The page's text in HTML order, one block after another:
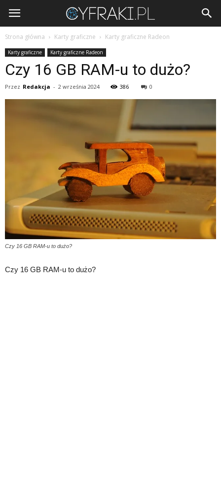
Cyfraki.pl
Strona główna Karty graficzne Karty graficzne Radeon
Karty graficzne Karty graficzne Radeon
Czy 16 GB RAM-u to dużo?
Przez Redakcja - 2 września 2024 386 0
Czy 16 GB RAM-u to dużo?
Czy 16 GB RAM-u to dużo?